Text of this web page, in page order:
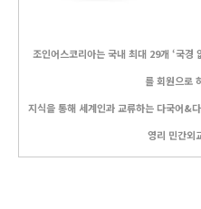
조인어스코리아는 국내 최대 29개 ‘국
를 회원으로
지식을 통해 세계인과 교류하는 다국어&
영리 민간외